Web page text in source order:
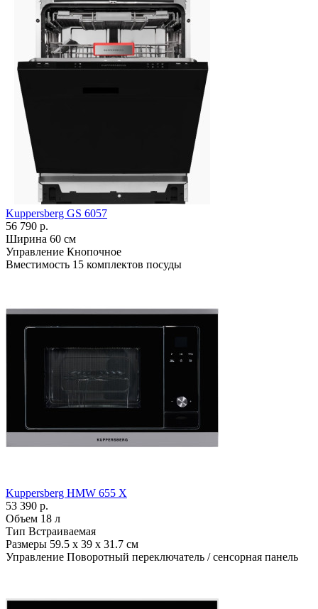
Kuppersberg GS 6057
56 790 р.
Ширина 60 см
Управление Кнопочное
Вместимость 15 комплектов посуды
Kuppersberg HMW 655 X
53 390 р.
Объем 18 л
Тип Встраиваемая
Размеры 59.5 х 39 х 31.7 см
Управление Поворотный переключатель / сенсорная панель